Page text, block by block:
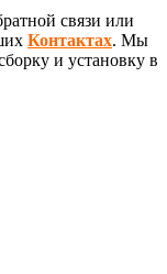
связи или
Контактах. Мы
и установку в